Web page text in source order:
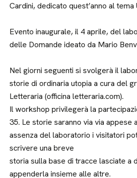
Cardini, dedicato quest’anno al tema
Evento inaugurale, il 4 aprile, del
delle Domande ideato da Mario
Nel giorni seguenti si svolgerà il
storie di ordinaria utopia a cura del
Letteraria (officina letteraria.com).
Il workshop privilegerà la
35. Le storie saranno via via appese
assenza del laboratorio i visitatori
scrivere una breve
storia sulla base di tracce lasciate a
appenderla insieme alle altre.